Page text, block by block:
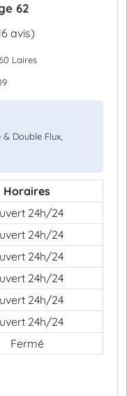
62
avis)
Laires
Double Flux,
Horaires
24h/24
24h/24
24h/24
24h/24
24h/24
24h/24
Fermé